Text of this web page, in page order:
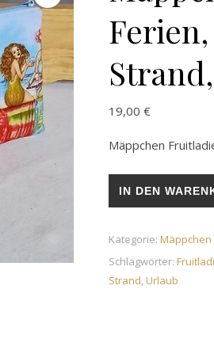
19,00 €
Mäppchen
Mäppchen
IN DEN
Kategorie: Mäppchen
Schlagwörter:
Strand,Urlaub